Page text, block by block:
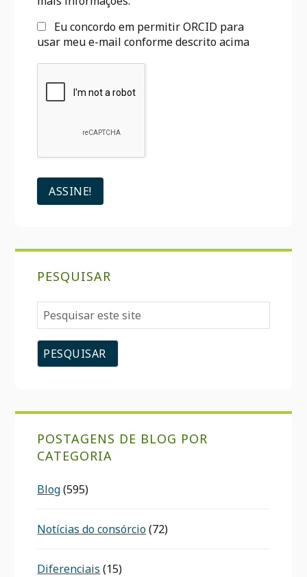
Eu concordo em permitir ORCID para
usar meu e-mail conforme descrito acima
PESQUISAR
Pesquisar
este
site
POSTAGENS DE BLOG POR
CATEGORIA
Blog(595)
Notícias do consórcio(72)
Diferenciais (15)